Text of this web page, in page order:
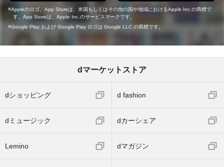
Appleのロゴ、App Storeは、米国もしくはその他の国や地域におけるApple Inc.の商標で
す。App Storeは、Apple Inc.のサービスマークです。
Google Play および Google Play ロゴは Google LLC の商標です。
dマーケットストア
dショッピング d fashion
dミュージック dカーシェア
Lemino dマガジン